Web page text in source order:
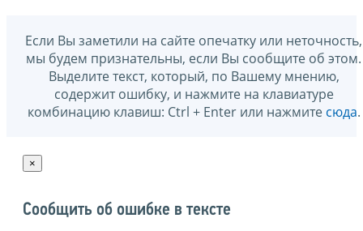
Если Вы заметили на сайте опечатку или неточность,
мы будем признательны, если Вы сообщите об этом.
Выделите текст, который, по Вашему мнению,
содержит ошибку, и нажмите на клавиатуре
комбинацию клавиш: Ctrl + Enter или нажмите сюда.
×
Сообщить об ошибке в тексте